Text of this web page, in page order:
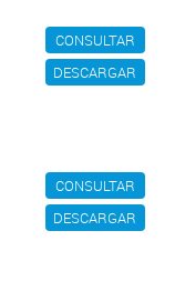
CONSULTAR
DESCARGAR
CONSULTAR
DESCARGAR